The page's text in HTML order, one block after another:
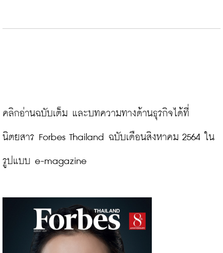
คลิกอ่านฉบับเต็ม และบทความทางด้านธุรกิจได้ที่
นิตยสาร Forbes Thailand ฉบับเดือนสิงหาคม 2564 ใน
รูปแบบ e-magazine